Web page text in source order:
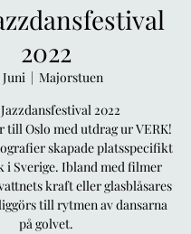
2022
Juni
  |
Majorstuen
2022
till Oslo med utdrag ur VERK!
skapade platsspecifikt
i Sverige. Ibland med filmer
kraft eller glasblåsares
till rytmen av dansarna
på golvet.